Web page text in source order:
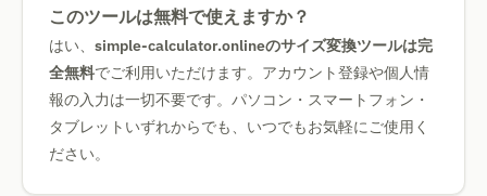
このツールは無料で使えますか？
はい、 simple-calculator.onlineのサイズ変換ツールは完
全無料でご利用いただけます。アカウント登録や個人情
報の入力は一切不要です。パソコン・スマートフォン・
タブレットいずれからでも、いつでもお気軽にご使用く
ださい。